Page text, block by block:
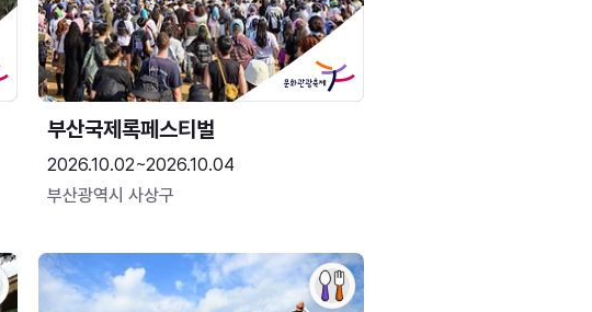
부산국제록페스티벌
2026.10.02~2026.10.04
부산광역시 사상구